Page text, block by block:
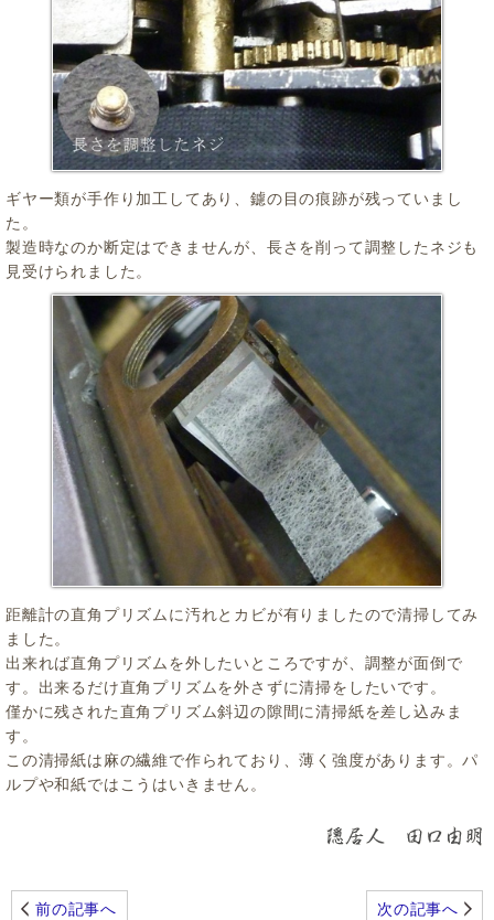
ギヤー類が手作り加工してあり、鑢の目の痕跡が残っていまし
た。
製造時なのか断定はできませんが、長さを削って調整したネジも
見受けられました。
距離計の直角プリズムに汚れとカビが有りましたので清掃してみ
ました。
出来れば直角プリズムを外したいところですが、調整が面倒で
す。出来るだけ直角プリズムを外さずに清掃をしたいです。
僅かに残された直角プリズム斜辺の隙間に清掃紙を差し込みま
す。
この清掃紙は麻の繊維で作られており、薄く強度があります。パ
ルプや和紙ではこうはいきません。
前の記事へ 次の記事へ